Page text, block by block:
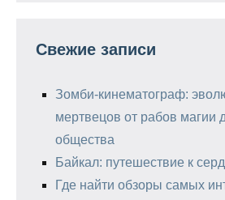
Свежие записи
Зомби-кинематограф:
мертвецов от рабов магии
общества
Байкал: путешествие к
Где найти обзоры самых